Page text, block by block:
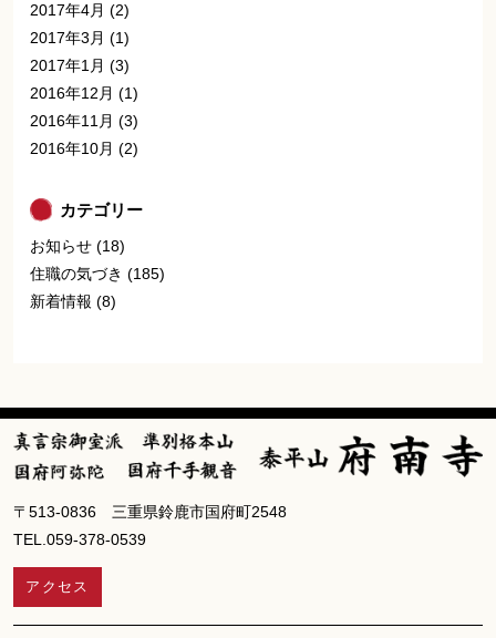
2017年4月 (2)
2017年3月 (1)
2017年1月 (3)
2016年12月 (1)
2016年11月 (3)
2016年10月 (2)
カテゴリー
お知らせ (18)
住職の気づき (185)
新着情報 (8)
〒513-0836 三重県鈴鹿市国府町2548
TEL.059-378-0539
アクセス